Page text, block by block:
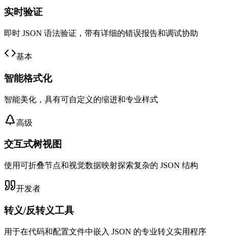
实时验证
即时 JSON 语法验证，带有详细的错误报告和调试协助
基本
智能格式化
智能美化，具有可自定义的缩进和专业样式
高级
交互式树视图
使用可折叠节点和视觉数据映射探索复杂的 JSON 结构
开发者
转义/反转义工具
用于在代码和配置文件中嵌入 JSON 的专业转义实用程序